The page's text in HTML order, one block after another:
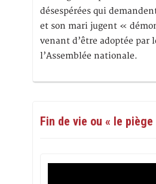
désespérées qui
et son mari jugent «
venant d’être adoptée par
l’Assemblée nationale.
Fin de vie ou « le